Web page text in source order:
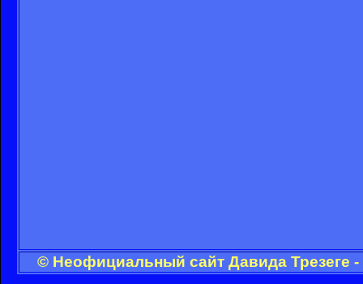
© Неофициальный сайт Давида Трезеге